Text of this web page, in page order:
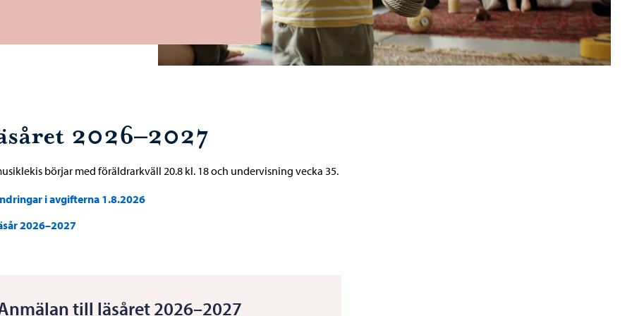
2026–2027
börjar med föräldrarkväll 20.8 kl. 18 och undervisning vecka 35.
i avgifterna 1.8.2026
2026–2027
till läsåret 2026–2027